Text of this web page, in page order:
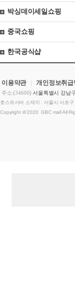
박싱데이세일쇼핑
중국쇼핑
한국공식샵
이용약관 |개인정보취급
주소:(34600) 서울특별시 강
호스트서버 소재지 : 서울시 서초
Copyright ＠2020 GBC mall All